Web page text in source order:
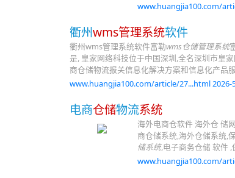
www.huangjia100.com/
衢州wms管理系统软件
衢州wms管理系统软件富勒wms仓储管理系统
是, 皇家网络科技位于中国深圳,全名深圳市皇
商仓储物流报关信息化解决方案和信息化产品服
www.huangjia100.com/article/27...html 2026-
电商仓储物流系统
海外电商仓软件 海外仓 储
商仓储系统,海外仓储系统,
储系统,电子商务仓储 软件
www.huangjia100.com/